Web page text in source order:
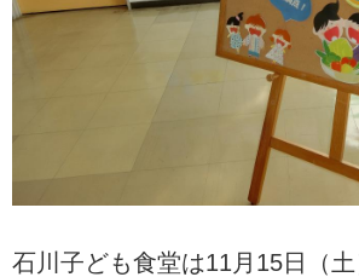
石川子ども食堂は11月15日（